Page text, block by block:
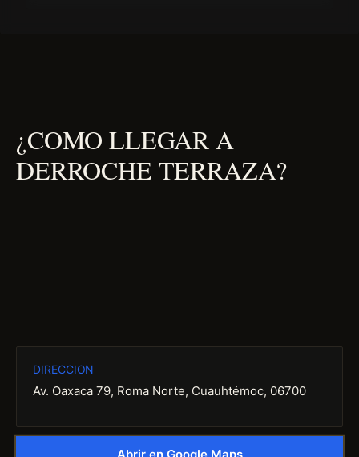
¿COMO LLEGAR A
DERROCHE TERRAZA?
DIRECCION
Av. Oaxaca 79, Roma Norte, Cuauhtémoc, 06700
Abrir en Google Maps